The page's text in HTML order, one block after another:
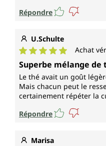
Répondre
U.Schulte
Note moyenne de 5 sur
Achat
Superbe mélange de
Le thé avait un goût
Mais chacun peut le
certainement répéter la
Répondre
Marisa